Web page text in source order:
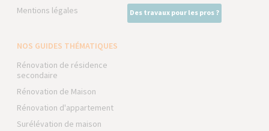
Mentions légales
Des travaux pour les pros ?
NOS GUIDES THÉMATIQUES
Rénovation de résidence
secondaire
Rénovation de Maison
Rénovation d'appartement
Surélévation de maison